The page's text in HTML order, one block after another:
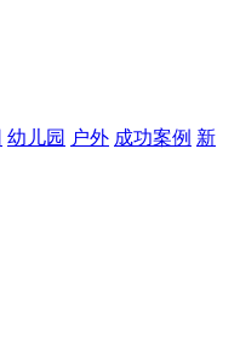
幼儿园 户外 成功案例 新